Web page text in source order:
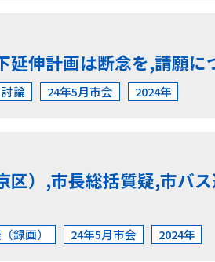
延伸計画は断念を,請願に
論 24年5月市会 2024年
区）,市長総括質疑,市バ
録画） 24年5月市会 2024年